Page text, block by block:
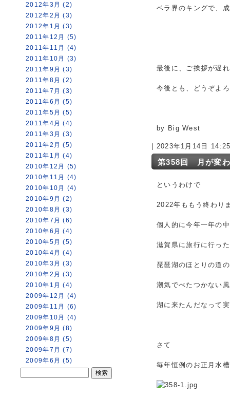
2012年3月 (2)
2012年2月 (3)
2012年1月 (3)
2011年12月 (5)
2011年11月 (4)
2011年10月 (3)
2011年9月 (3)
2011年8月 (2)
2011年7月 (3)
2011年6月 (5)
2011年5月 (5)
2011年4月 (4)
2011年3月 (3)
2011年2月 (5)
2011年1月 (4)
2010年12月 (5)
2010年11月 (4)
2010年10月 (4)
2010年9月 (2)
2010年8月 (3)
2010年7月 (6)
2010年6月 (4)
2010年5月 (5)
2010年4月 (4)
2010年3月 (3)
2010年2月 (3)
2010年1月 (4)
2009年12月 (4)
2009年11月 (6)
2009年10月 (4)
2009年9月 (8)
2009年8月 (5)
2009年7月 (7)
2009年6月 (5)
ベラ界のキングで、
最後に、ご挨拶が遅
今後とも、どうぞよ
by Big West
| 2023年1月14日
第358回 月が変
というわけで
2022年ももう終わり
個人的に今年一年の
滋賀県に旅行に行っ
琵琶湖のほとりの道
潮気でべたつかない
湖に来たんだなって
さて
毎年恒例のお正月水